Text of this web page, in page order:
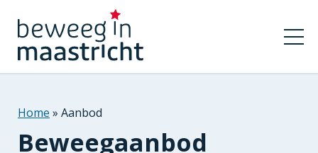
Home Aanbod
Beweegaanbod